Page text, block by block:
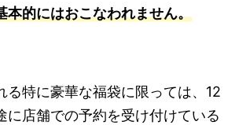
本的にはおこなわれません。
る特に豪華な福袋に限っては、12
に店舗での予約を受け付けている